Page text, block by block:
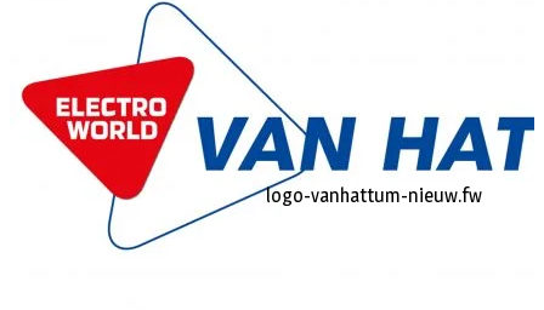
logo-vanhattum-nieuw.fw